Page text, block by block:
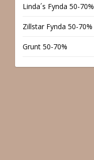
Linda´s Fynda 50-70%
Zillstar Fynda 50-70%
Grunt 50-70%